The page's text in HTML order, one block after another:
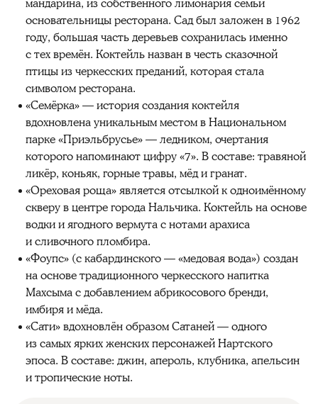
мандарина, из собственного лимонария семьи
основательницы ресторана. Сад был заложен в 1962
году, большая часть деревьев сохранилась именно
с тех времён. Коктейль назван в честь сказочной
птицы из черкесских преданий, которая стала
символом ресторана.
«Семёрка» — история создания коктейля
вдохновлена уникальным местом в Национальном
парке «Приэльбрусье» — ледником, очертания
которого напоминают цифру «7». В составе: травяной
ликёр, коньяк, горные травы, мёд и гранат.
«Ореховая роща» является отсылкой к одноимённому
скверу в центре города Нальчика. Коктейль на основе
водки и ягодного вермута с нотами арахиса
и сливочного пломбира.
«Фоупс» (с кабардинского — «медовая вода») создан
на основе традиционного черкесского напитка
Махсыма с добавлением абрикосового бренди,
имбиря и мёда.
«Сати» вдохновлён образом Сатаней — одного
из самых ярких женских персонажей Нартского
эпоса. В составе: джин, апероль, клубника, апельсин
и тропические ноты.